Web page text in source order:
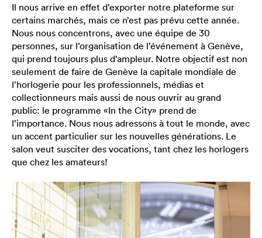
Il nous arrive en effet d’exporter notre plateforme sur
certains marchés, mais ce n’est pas prévu cette année.
Nous nous concentrons, avec une équipe de 30
personnes, sur l’organisation de l’événement à Genève,
qui prend toujours plus d’ampleur. Notre objectif est non
seulement de faire de Genève la capitale mondiale de
l’horlogerie pour les professionnels, médias et
collectionneurs mais aussi de nous ouvrir au grand
public: le programme «In the City» prend de
l’importance. Nous nous adressons à tout le monde, avec
un accent particulier sur les nouvelles générations. Le
salon veut susciter des vocations, tant chez les horlogers
que chez les amateurs!